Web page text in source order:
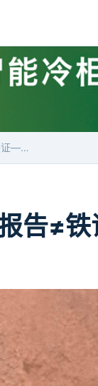
以案说法：权威报告≠铁证——短量索赔抗辩的破局点
告≠